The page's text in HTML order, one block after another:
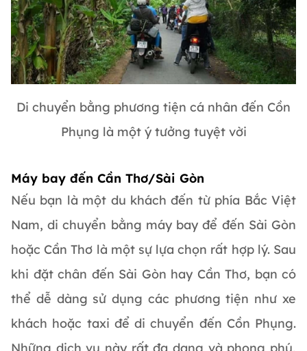
Di chuyển bằng phương tiện cá nhân đến Cồn
Phụng là một ý tưởng tuyệt vời
Máy bay đến Cần Thơ/Sài Gòn
Nếu bạn là một du khách đến từ phía Bắc Việt
Nam, di chuyển bằng máy bay để đến Sài Gòn
hoặc Cần Thơ là một sự lựa chọn rất hợp lý. Sau
khi đặt chân đến Sài Gòn hay Cần Thơ, bạn có
thể dễ dàng sử dụng các phương tiện như xe
khách hoặc taxi để di chuyển đến Cồn Phụng.